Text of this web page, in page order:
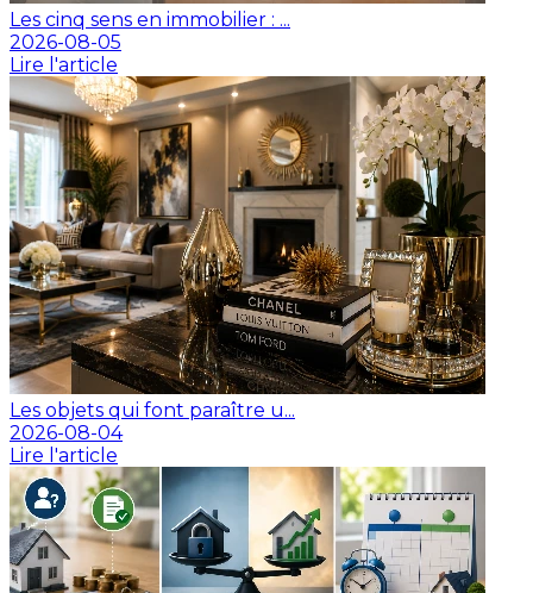
Les cinq sens en immobilier : ...
2026-08-05
Lire l'article
Les objets qui font paraître u...
2026-08-04
Lire l'article